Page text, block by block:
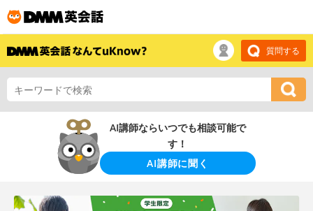
質問する
AI講師ならいつでも相談可能で
す！
AI講師に聞く